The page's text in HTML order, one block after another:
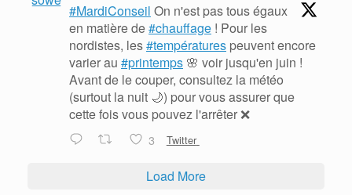
#MardiConseil On n'est pas tous égaux
en matière de#chauffage ! Pour les
nordistes, les#températures peuvent encore
varier au #printemps 🌸 voir jusqu'en juin !
Avant de le couper, consultez la météo
(surtout la nuit 🌙) pour vous assurer que
cette fois vous pouvez l'arrêter ❌
3 Twitter
Load More